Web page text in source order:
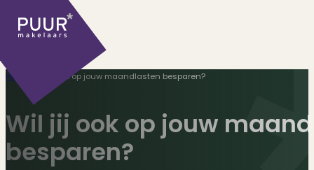
Home Wil jij ook op jouw maandlasten besparen?
Wil jij ook op jouw
besparen?